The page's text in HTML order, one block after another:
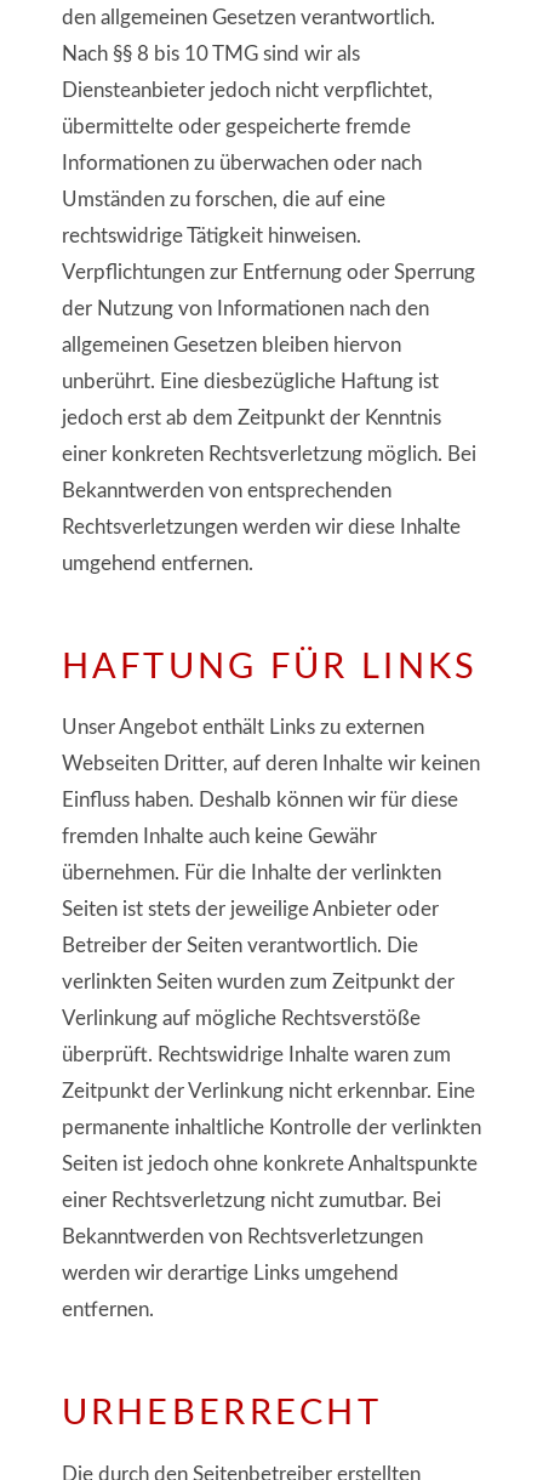
den allgemeinen Gesetzen verantwortlich.
Nach §§ 8 bis 10 TMG sind wir als
Diensteanbieter jedoch nicht verpflichtet,
übermittelte oder gespeicherte fremde
Informationen zu überwachen oder nach
Umständen zu forschen, die auf eine
rechtswidrige Tätigkeit hinweisen.
Verpflichtungen zur Entfernung oder Sperrung
der Nutzung von Informationen nach den
allgemeinen Gesetzen bleiben hiervon
unberührt. Eine diesbezügliche Haftung ist
jedoch erst ab dem Zeitpunkt der Kenntnis
einer konkreten Rechtsverletzung möglich. Bei
Bekanntwerden von entsprechenden
Rechtsverletzungen werden wir diese Inhalte
umgehend entfernen.
HAFTUNG FÜR LINKS
Unser Angebot enthält Links zu externen
Webseiten Dritter, auf deren Inhalte wir keinen
Einfluss haben. Deshalb können wir für diese
fremden Inhalte auch keine Gewähr
übernehmen. Für die Inhalte der verlinkten
Seiten ist stets der jeweilige Anbieter oder
Betreiber der Seiten verantwortlich. Die
verlinkten Seiten wurden zum Zeitpunkt der
Verlinkung auf mögliche Rechtsverstöße
überprüft. Rechtswidrige Inhalte waren zum
Zeitpunkt der Verlinkung nicht erkennbar. Eine
permanente inhaltliche Kontrolle der verlinkten
Seiten ist jedoch ohne konkrete Anhaltspunkte
einer Rechtsverletzung nicht zumutbar. Bei
Bekanntwerden von Rechtsverletzungen
werden wir derartige Links umgehend
entfernen.
URHEBERRECHT
Die durch den Seitenbetreiber erstellten